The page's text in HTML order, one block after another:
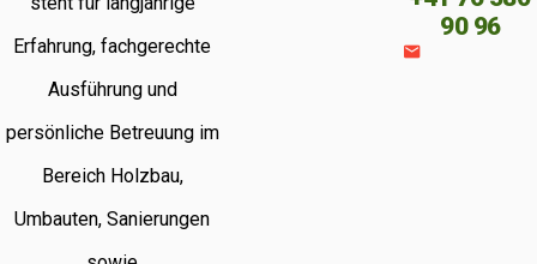
Erfahrung, fachgerechte
Ausführung und
persönliche Betreuung im
Bereich Holzbau,
Umbauten, Sanierungen
90 96